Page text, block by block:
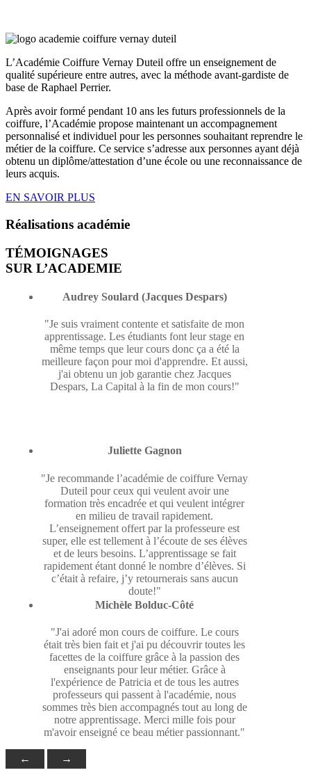
L’Académie Coiffure Vernay Duteil offre un enseignement de
qualité supérieure entre autres, avec la méthode avant-gardiste de
base de Raphael Perrier.
Après avoir formé pendant 10 ans les futurs professionnels de la
coiffure, l’Académie propose maintenant un accompagnement
personnalisé et individuel pour les personnes souhaitant reprendre le
métier de la coiffure. Ce service s’adresse aux personnes ayant déjà
obtenu un diplôme/attestation d’une école ou une reconnaissance de
leurs acquis.
EN SAVOIR PLUS
Réalisations académie
TÉMOIGNAGES
SUR L’ACADEMIE
Audrey Soulard (Jacques Despars)
"Je suis vraiment contente et satisfaite de mon
apprentissage. Les étudiants font leur stage en
même temps que leur cours donc ça a été la
meilleure façon pour moi d'apprendre. Et aussi,
j'ai obtenu un job garantie chez Jacques
Despars, La Capital à la fin de mon cours!"
Juliette Gagnon
"Je recommande l’académie de coiffure Vernay
Duteil pour ceux qui veulent avoir une
formation très encadrée et qui veulent intégrer
en milieu de travail rapidement.
L’enseignement offert par la professeure est
super, elle est tellement à l’écoute de ses élèves
et de leurs besoins. L’apprentissage se fait
rapidement étant donné le nombre d’élèves. Si
c’était à refaire, j’y retournerais sans aucun
doute!"
Michèle Bolduc-Côté
"J'ai adoré mon cours de coiffure. Le cours
était très bien fait et j'ai pu découvrir toutes les
facettes de la coiffure grâce à la passion des
enseignants pour leur métier. Grâce à
l'expérience de Patricia et de tous les autres
professeurs qui passent à l'académie, nous
sommes très bien accompagnés tout au long de
notre apprentissage. Merci mille fois pour
m'avoir enseigné ce beau métier passionnant."
← →